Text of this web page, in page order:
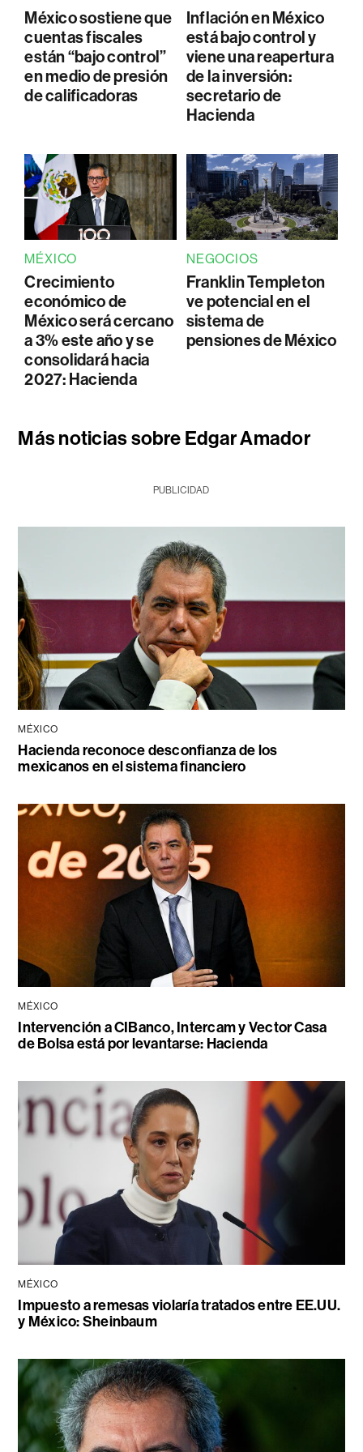
México sostiene que
cuentas fiscales
están “bajo control”
en medio de presión
de calificadoras
Inflación en México
está bajo control y
viene una reapertura
de la inversión:
secretario de
Hacienda
MÉXICO
Crecimiento
económico de
México será cercano
a 3% este año y se
consolidará hacia
2027: Hacienda
NEGOCIOS
Franklin Templeton
ve potencial en el
sistema de
pensiones de México
Más noticias sobre Edgar Amador
PUBLICIDAD
MÉXICO
Hacienda reconoce desconfianza de los
mexicanos en el sistema financiero
MÉXICO
Intervención a CIBanco, Intercam y Vector Casa
de Bolsa está por levantarse: Hacienda
MÉXICO
Impuesto a remesas violaría tratados entre EE.UU.
y México: Sheinbaum